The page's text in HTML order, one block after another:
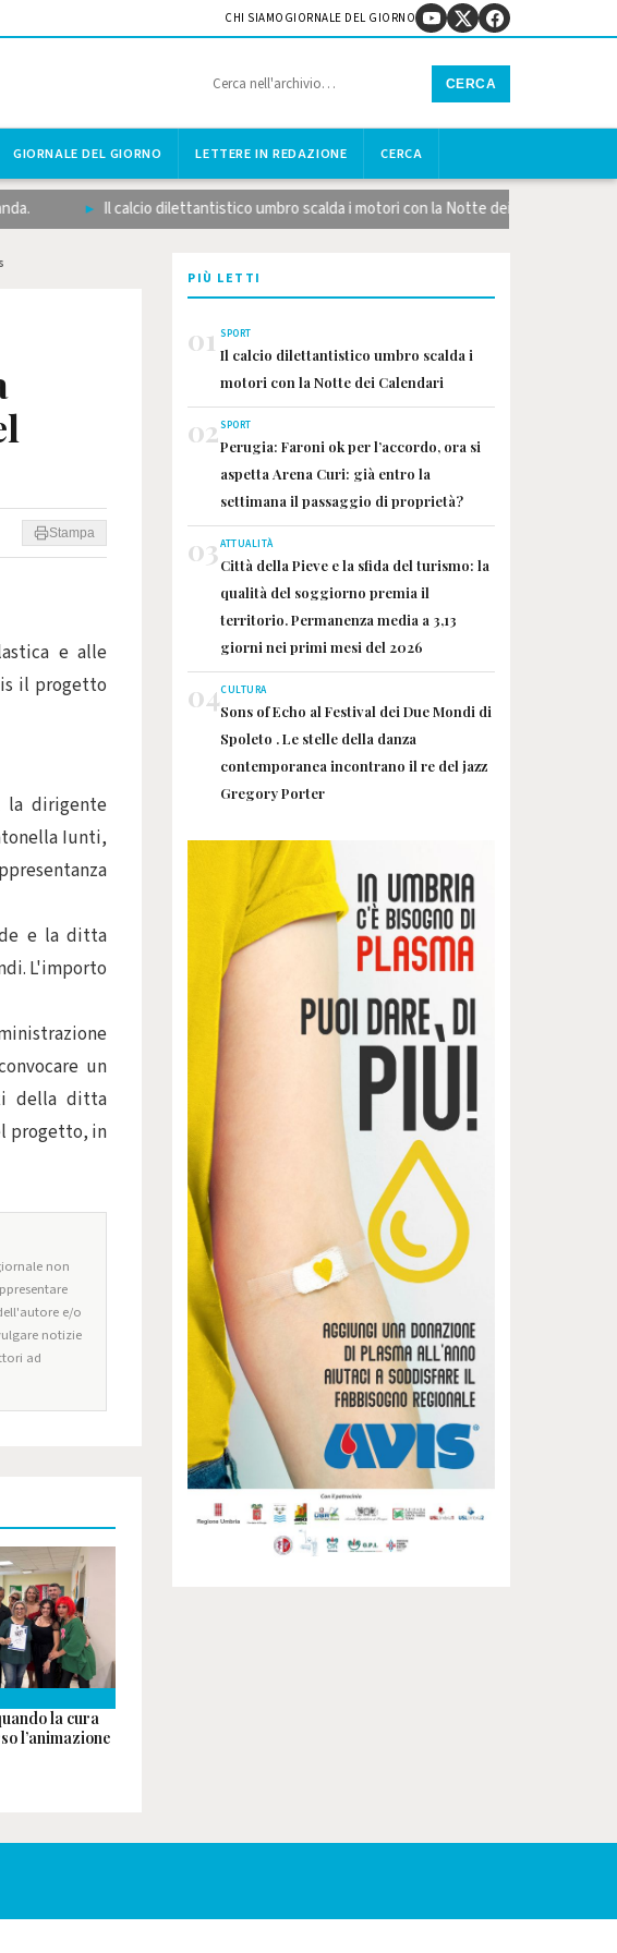
CHI SIAMO GIORNALE DEL GIORNO
CERCA
GIORNALE DEL GIORNO LETTERE IN REDAZIONE CERCA
Il calcio dilettantistico umbro scalda i motori con la Notte dei Calendari
Stampa
e alle
il progetto
la dirigente
Iunti,
e la ditta
L'importo
un
della ditta
progetto, in
non
e/o
notizie
ad
la cura
l’animazione
PIÙ LETTI
01 SPORT
Il calcio dilettantistico umbro scalda i
motori con la Notte dei Calendari
02SPORT
Perugia: Faroni ok per l’accordo, ora si
aspetta Arena Curi: già entro la
settimana il passaggio di proprietà?
03ATTUALITÀ
Città della Pieve e la sfida del turismo: la
qualità del soggiorno premia il
territorio. Permanenza media a 3,13
giorni nei primi mesi del 2026
04CULTURA
Sons of Echo al Festival dei Due Mondi di
Spoleto . Le stelle della danza
contemporanea incontrano il re del jazz
Gregory Porter